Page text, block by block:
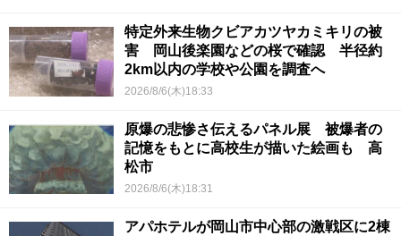
特定外来生物クビアカツヤカミキリの被
害 岡山後楽園などの桜で確認 半径約
2km以内の学校や公園を調査へ
2026/8/6(木)18:33
原爆の悲惨さ伝えるパネル展 被爆者の
記憶をもとに高校生が描いた絵画も 高
松市
2026/8/6(木)18:31
アパホテルが岡山市中心部の激戦区に2棟